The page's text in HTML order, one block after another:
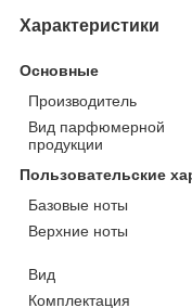
Характеристики
Основные
Производитель
Вид парфюмерной
продукции
Пользовательские
Базовые ноты
Верхние ноты
Вид
Комплектация